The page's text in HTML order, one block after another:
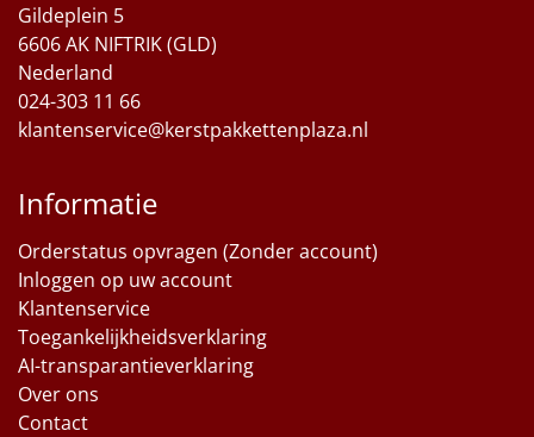
Gildeplein 5
6606 AK NIFTRIK (GLD)
Nederland
024-303 11 66
klantenservice@kerstpakkettenplaza.nl
Informatie
Orderstatus opvragen (Zonder account)
Inloggen op uw account
Klantenservice
Toegankelijkheidsverklaring
AI-transparantieverklaring
Over ons
Contact